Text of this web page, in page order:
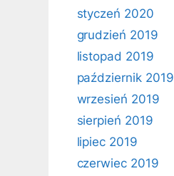
styczeń 2020
grudzień 2019
listopad 2019
październik 2019
wrzesień 2019
sierpień 2019
lipiec 2019
czerwiec 2019